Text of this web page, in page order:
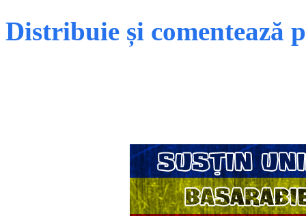
Distribuie și comentează